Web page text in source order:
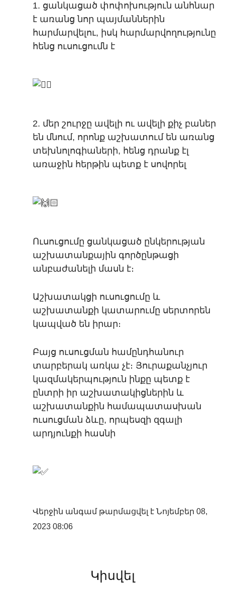
1. ցանկացած փոփոխություն անհնար
է առանց նոր պայմաններին
հարմարվելու, իսկ հարմարվողությունը
հենց ուսուցումն է
2. մեր շուրջը ավելի ու ավելի քիչ բաներ
են մնում, որոնք աշխատում են առանց
տեխնոլոգիաների, հենց դրանք էլ
առաջին հերթին պետք է սովորել
Ուսուցումը ցանկացած ընկերության
աշխատանքային գործընթացի
անբաժանելի մասն է։
Աշխատակցի ուսուցումը և
աշխատանքի կատարումը սերտորեն
կապված են իրար։
Բայց ուսուցման համընդհանուր
տարբերակ առկա չէ։ Յուրաքանչյուր
կազմակերպություն ինքը պետք է
ընտրի իր աշխատակիցներին և
աշխատանքին համապատասխան
ուսուցման ձևը, որպեսզի զգալի
արդյունքի հասնի
Վերջին անգամ թարմացվել է Նոյեմբեր 08,
2023 08:06
Կիսվել